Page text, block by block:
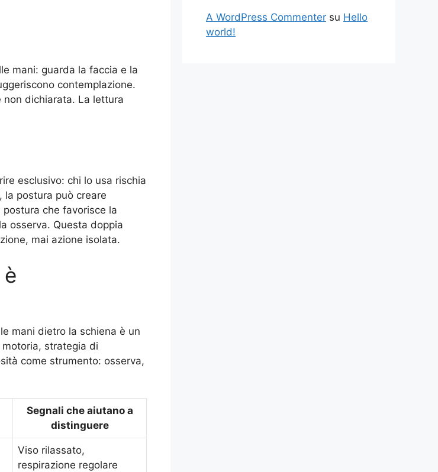
mani: guarda la faccia e la
contemplazione.
non dichiarata. La lettura
esclusivo: chi lo usa rischia
postura può creare
che favorisce la
osserva. Questa doppia
mai azione isolata.
mani dietro la schiena è un
strategia di
come strumento: osserva,
Segnali che aiutano a
distinguere
Viso rilassato,
respirazione regolare
A WordPress Commenter su Hello
world!